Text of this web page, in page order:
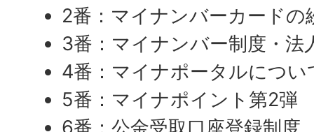
2番：マイナンバーカードの
3番：マイナンバー制度・法
4番：マイナポータルについ
5番：マイナポイント第2弾